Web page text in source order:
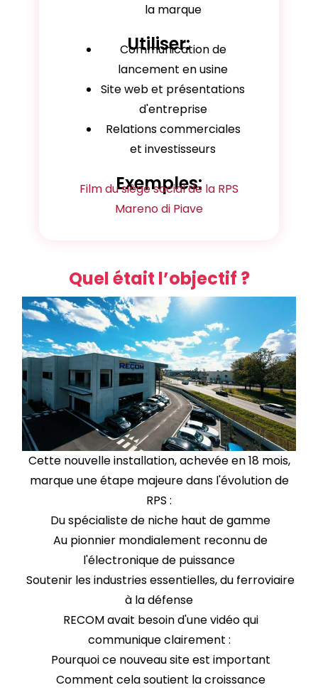
la marque
Utiliser:
Communication de
lancement en usine
Site web et présentations
d'entreprise
Relations commerciales
et investisseurs
Exemples:
Film du siège social de la RPS
Mareno di Piave
Quel était l’objectif ?
Cette nouvelle installation, achevée en 18 mois,
marque une étape majeure dans l'évolution de
RPS :
Du spécialiste de niche haut de gamme
Au pionnier mondialement reconnu de
l'électronique de puissance
Soutenir les industries essentielles, du ferroviaire
à la défense
RECOM avait besoin d'une vidéo qui
communique clairement :
Pourquoi ce nouveau site est important
Comment cela soutient la croissance